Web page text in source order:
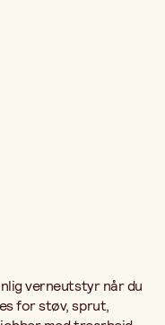
verneutstyr når du
for støv, sprut,